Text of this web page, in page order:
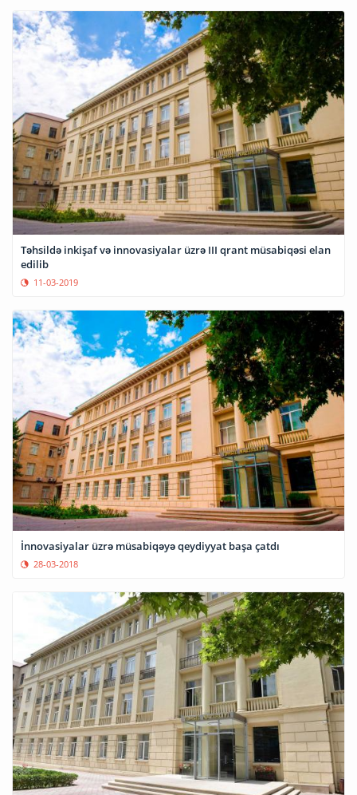
Təhsildə inkişaf və innovasiyalar üzrə III qrant müsabiqəsi elan
edilib
11-03-2019
İnnovasiyalar üzrə müsabiqəyə qeydiyyat başa çatdı
28-03-2018